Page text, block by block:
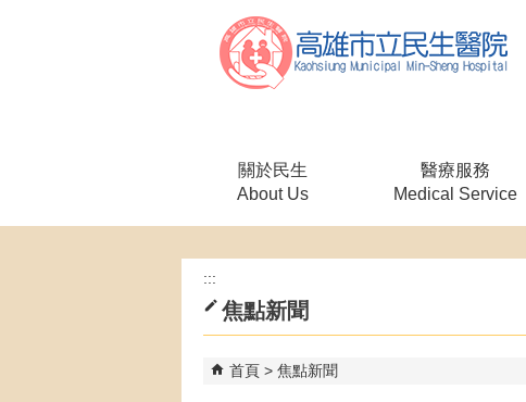
關於民生
About Us
醫療服務
Medical Service
:::
焦點新聞
首頁 焦點新聞